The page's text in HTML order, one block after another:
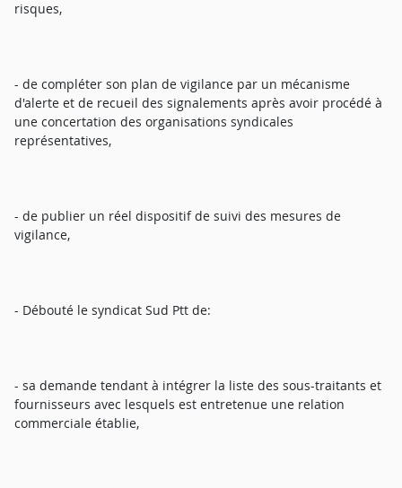
risques,
- de compléter son plan de vigilance par un mécanisme
d'alerte et de recueil des signalements après avoir procédé à
une concertation des organisations syndicales
représentatives,
- de publier un réel dispositif de suivi des mesures de
vigilance,
- Débouté le syndicat Sud Ptt de:
- sa demande tendant à intégrer la liste des sous-traitants et
fournisseurs avec lesquels est entretenue une relation
commerciale établie,